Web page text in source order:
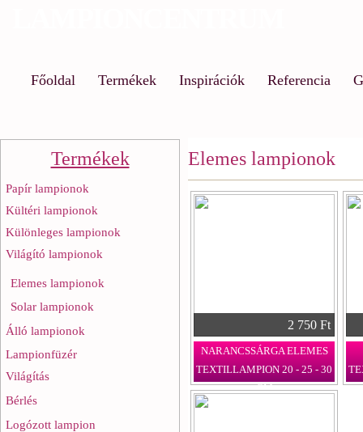
Főoldal Termékek Inspirációk Referencia
Termékek
Papír lampionok
Kültéri lampionok
Különleges lampionok
Világító lampionok
Elemes lampionok
Solar lampionok
Álló lampionok
Lampionfüzér
Világítás
Bérlés
Logózott lampion
Elemes lampionok
2 750 Ft
NARANCSSÁRGA ELEMES
TEXTILLAMPION 20 - 25 - 30
CM